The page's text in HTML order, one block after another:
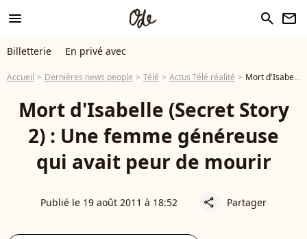
menu search newsletter
Billetterie En privé avec
Accueil Dernières news people Télé Actus Télé réalité Mort d'Isabelle (Secret Story 2) : Une femme généreuse qui avait peur de mourir
Mort d'Isabelle (Secret Story
2) : Une femme généreuse
qui avait peur de mourir
Publié le 19 août 2011 à 18:52 share Partager